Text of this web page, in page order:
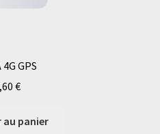
4G GPS
€
panier